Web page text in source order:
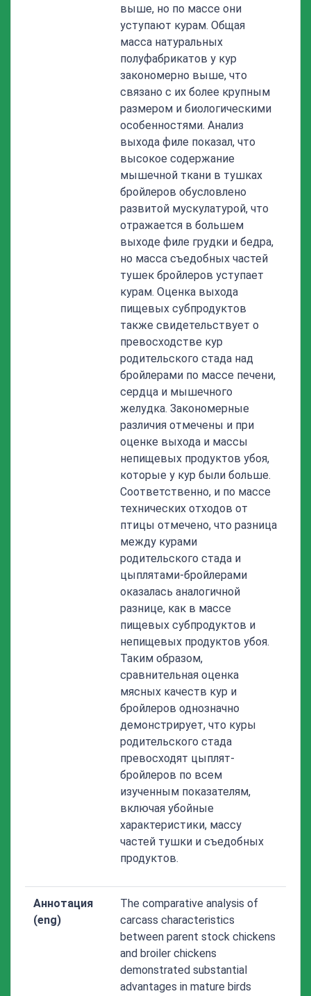
выше, но по массе они
уступают курам. Общая
масса натуральных
полуфабрикатов у кур
закономерно выше, что
связано с их более крупным
размером и биологическими
особенностями. Анализ
выхода филе показал, что
высокое содержание
мышечной ткани в тушках
бройлеров обусловлено
развитой мускулатурой, что
отражается в большем
выходе филе грудки и бедра,
но масса съедобных частей
тушек бройлеров уступает
курам. Оценка выхода
пищевых субпродуктов
также свидетельствует о
превосходстве кур
родительского стада над
бройлерами по массе печени,
сердца и мышечного
желудка. Закономерные
различия отмечены и при
оценке выхода и массы
непищевых продуктов убоя,
которые у кур были больше.
Соответственно, и по массе
технических отходов от
птицы отмечено, что разница
между курами
родительского стада и
цыплятами-бройлерами
оказалась аналогичной
разнице, как в массе
пищевых субпродуктов и
непищевых продуктов убоя.
Таким образом,
сравнительная оценка
мясных качеств кур и
бройлеров однозначно
демонстрирует, что куры
родительского стада
превосходят цыплят-
бройлеров по всем
изученным показателям,
включая убойные
характеристики, массу
частей тушки и съедобных
продуктов.
Аннотация
(eng)
The comparative analysis of
carcass characteristics
between parent stock chickens
and broiler chickens
demonstrated substantial
advantages in mature birds